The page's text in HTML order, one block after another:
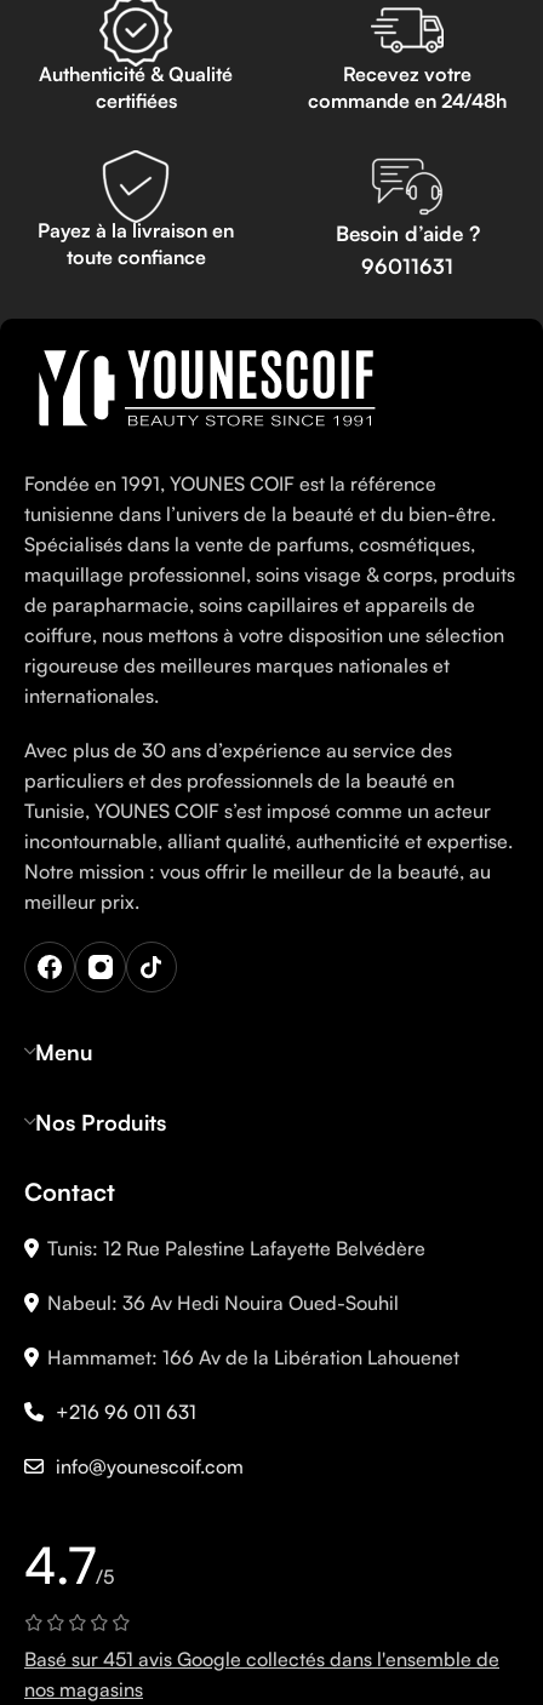
Authenticité & Qualité
certifiées
Recevez votre
commande en 24/48h
Payez à la livraison en
toute confiance
Besoin d’aide ?
96011631
Fondée en 1991, YOUNES COIF est la référence
tunisienne dans l’univers de la beauté et du bien-être.
Spécialisés dans la vente de parfums, cosmétiques,
maquillage professionnel, soins visage & corps, produits
de parapharmacie, soins capillaires et appareils de
coiffure, nous mettons à votre disposition une sélection
rigoureuse des meilleures marques nationales et
internationales.
Avec plus de 30 ans d’expérience au service des
particuliers et des professionnels de la beauté en
Tunisie, YOUNES COIF s’est imposé comme un acteur
incontournable, alliant qualité, authenticité et expertise.
Notre mission : vous offrir le meilleur de la beauté, au
meilleur prix.
Menu
Nos Produits
Contact
Tunis: 12 Rue Palestine Lafayette Belvédère
Nabeul: 36 Av Hedi Nouira Oued-Souhil
Hammamet: 166 Av de la Libération Lahouenet
+216 96 011 631
info@younescoif.com
4.7/5
Basé sur 451 avis Google collectés dans l'ensemble de
nos magasins